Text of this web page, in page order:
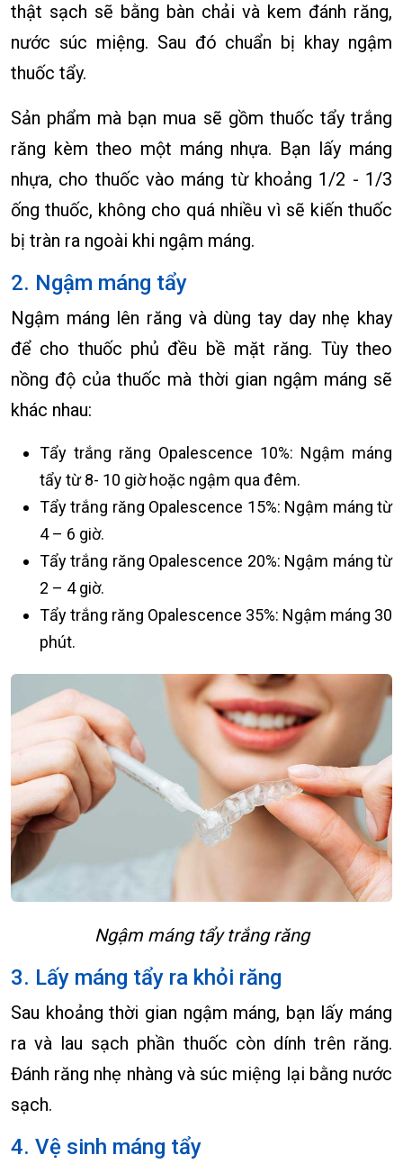
thật sạch sẽ bằng bàn chải và kem đánh răng,
nước súc miệng. Sau đó chuẩn bị khay ngậm
thuốc tẩy.
Sản phẩm mà bạn mua sẽ gồm thuốc tẩy trắng
răng kèm theo một máng nhựa. Bạn lấy máng
nhựa, cho thuốc vào máng từ khoảng 1/2 - 1/3
ống thuốc, không cho quá nhiều vì sẽ kiến thuốc
bị tràn ra ngoài khi ngậm máng.
2. Ngậm máng tẩy
Ngậm máng lên răng và dùng tay day nhẹ khay
để cho thuốc phủ đều bề mặt răng. Tùy theo
nồng độ của thuốc mà thời gian ngậm máng sẽ
khác nhau:
Tẩy trắng răng Opalescence 10%: Ngậm máng
tẩy từ 8- 10 giờ hoặc ngậm qua đêm.
Tẩy trắng răng Opalescence 15%: Ngậm máng từ
4 – 6 giờ.
Tẩy trắng răng Opalescence 20%: Ngậm máng từ
2 – 4 giờ.
Tẩy trắng răng Opalescence 35%: Ngậm máng 30
phút.
Ngậm máng tẩy trắng răng
3. Lấy máng tẩy ra khỏi răng
Sau khoảng thời gian ngậm máng, bạn lấy máng
ra và lau sạch phần thuốc còn dính trên răng.
Đánh răng nhẹ nhàng và súc miệng lại bằng nước
sạch.
4. Vệ sinh máng tẩy